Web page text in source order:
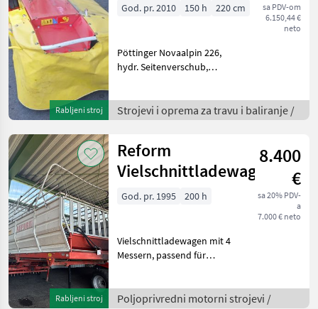
Rabljeni stroj
sa PDV-om
6.150,44 €
neto
God. pr. 2010 150 h 220 cm
Pöttinger Novaalpin 226,
hydr. Seitenverschub,
baliranje Rotacijske (roto
kosilice)
Strojevi i oprema za travu i baliranje /
Rabljeni stroj
Reform
Vielschnittladewagen
8.400
€
sa 20% PDV-
a
7.000 € neto
God. pr. 1995 200 h
Vielschnittladewagen mit 4
Messern, passend für
einsatzbereit.
Poljoprivredni motorni strojevi /